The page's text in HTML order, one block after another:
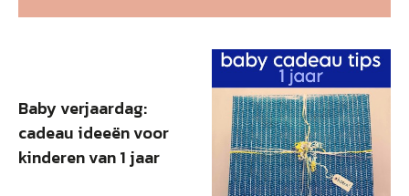
Baby verjaardag:
cadeau ideeën voor
kinderen van 1 jaar